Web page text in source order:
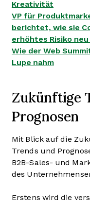
Kreativität
VP für
berichtet, wie sie
erhöhtes Risiko
Wie der Web
Lupe nahm
Zukünftige
Prognosen
Mit Blick auf die
Trends und
B2B-Sales- und
des
Erstens wird die